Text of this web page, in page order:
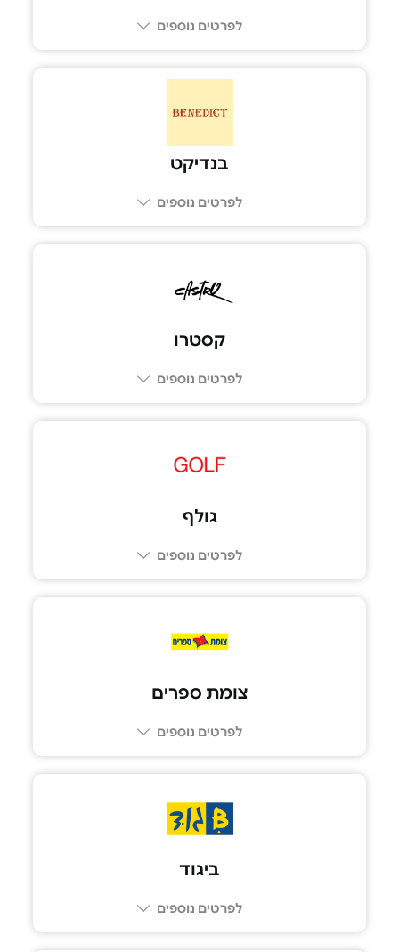
לפרטים נוספים
בנדיקט
לפרטים נוספים
קסטרו
לפרטים נוספים
גולף
לפרטים נוספים
צומת ספרים
לפרטים נוספים
ביגוד
לפרטים נוספים